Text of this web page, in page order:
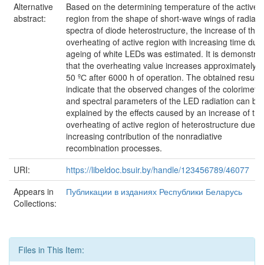
Alternative
abstract:
Based on the determining temperature of the active
region from the shape of short-wave wings of
spectra of diode heterostructure, the increase of the
overheating of active region with increasing time
ageing of white LEDs was estimated. It is
that the overheating value increases approximately
50 ºС after 6000 h of operation. The obtained results
indicate that the observed changes of the
and spectral parameters of the LED radiation can be
explained by the effects caused by an increase of the
overheating of active region of heterostructure due to
increasing contribution of the nonradiative
recombination processes.
URI:
https://libeldoc.bsuir.by/handle/123456789/46077
Appears in
Collections:
Публикации в изданиях Республики Беларусь
Files in This Item: